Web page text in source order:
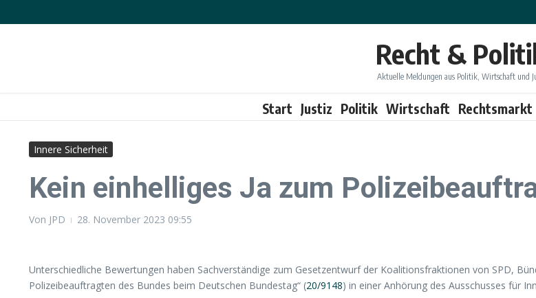
Recht &
Aktuelle Meldungen aus Politik, Wirtschaft und
Start Justiz Politik Wirtschaft Rechtsmarkt
Innere Sicherheit
Kein einhelliges Ja zum
Von JPD 28. November 2023 09:55
Unterschiedliche Bewertungen haben Sachverständige zum Gesetzentwurf der Koalitionsfraktionen von SPD,
Polizeibeauftragten des Bundes beim Deutschen Bundestag“ (20/9148) in einer Anhörung des Ausschusses für